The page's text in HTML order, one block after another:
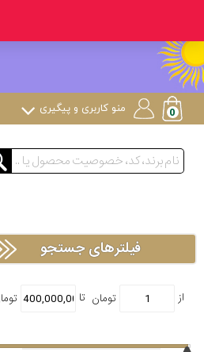
منو کاربری و پیگیری
فیلترهای جستجو